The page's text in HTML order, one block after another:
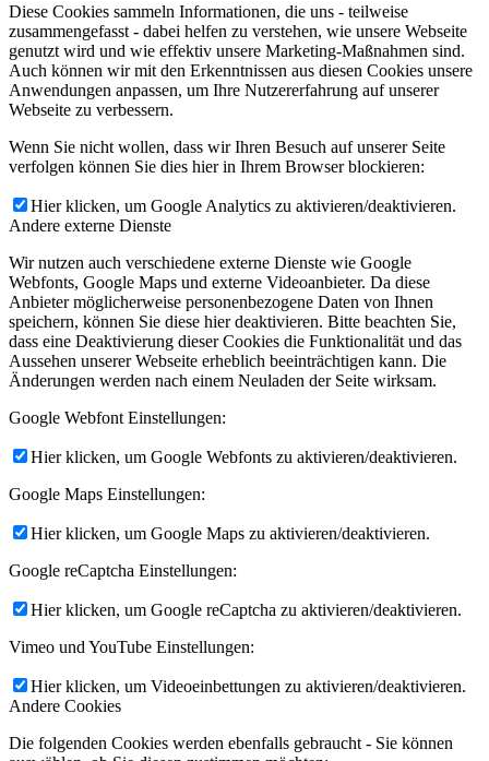
Diese Cookies sammeln Informationen, die uns - teilweise
zusammengefasst - dabei helfen zu verstehen, wie unsere Webseite
genutzt wird und wie effektiv unsere Marketing-Maßnahmen sind.
Auch können wir mit den Erkenntnissen aus diesen Cookies unsere
Anwendungen anpassen, um Ihre Nutzererfahrung auf unserer
Webseite zu verbessern.
Wenn Sie nicht wollen, dass wir Ihren Besuch auf unserer Seite
verfolgen können Sie dies hier in Ihrem Browser blockieren:
Hier klicken, um Google Analytics zu aktivieren/deaktivieren.
Andere externe Dienste
Wir nutzen auch verschiedene externe Dienste wie Google
Webfonts, Google Maps und externe Videoanbieter. Da diese
Anbieter möglicherweise personenbezogene Daten von Ihnen
speichern, können Sie diese hier deaktivieren. Bitte beachten Sie,
dass eine Deaktivierung dieser Cookies die Funktionalität und das
Aussehen unserer Webseite erheblich beeinträchtigen kann. Die
Änderungen werden nach einem Neuladen der Seite wirksam.
Google Webfont Einstellungen:
Hier klicken, um Google Webfonts zu aktivieren/deaktivieren.
Google Maps Einstellungen:
Hier klicken, um Google Maps zu aktivieren/deaktivieren.
Google reCaptcha Einstellungen:
Hier klicken, um Google reCaptcha zu aktivieren/deaktivieren.
Vimeo und YouTube Einstellungen:
Hier klicken, um Videoeinbettungen zu aktivieren/deaktivieren.
Andere Cookies
Die folgenden Cookies werden ebenfalls gebraucht - Sie können